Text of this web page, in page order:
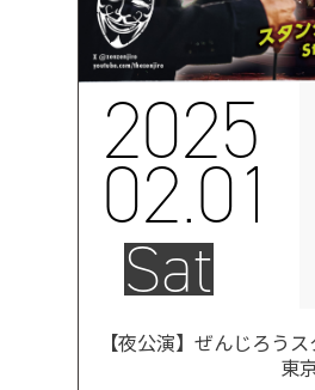
2025
02.01
Sat
【夜公演】ぜんじろう
東